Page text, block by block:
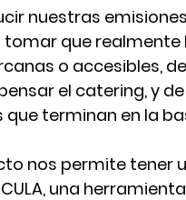
nuestras
tomar que realmente
o accesibles, de
el catering, y
terminan en la
nos permite tener
, una